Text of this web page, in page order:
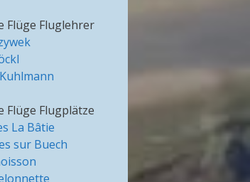
Flüge Fluglehrer
Flüge Flugplätze
La Bâtie
sur Buech